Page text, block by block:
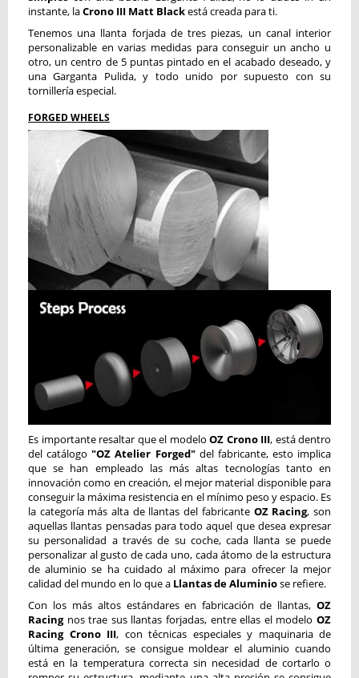
instante, laCrono III Matt Blackestá creada para ti.
Tenemos una llanta forjada de tres piezas, un canal interior
personalizable en varias medidas para conseguir un ancho u
otro, un centro de 5 puntas pintado en el acabado deseado, y
una Garganta Pulida, y todo unido por supuesto con su
tornillería especial.
FORGED WHEELS
Es importante resaltar que el modelo OZ Crono III, está dentro
del catálogo"OZ Atelier Forged"del fabricante, esto implica
que se han empleado las más altas tecnologías tanto en
innovación como en creación, el mejor material disponible para
conseguir la máxima resistencia en el mínimo peso y espacio. Es
la categoría más alta de llantas del fabricante OZ Racing, son
aquellas llantas pensadas para todo aquel que desea expresar
su personalidad a través de su coche, cada llanta se puede
personalizar al gusto de cada uno, cada átomo de la estructura
de aluminio se ha cuidado al máximo para ofrecer la mejor
calidad del mundo en lo que a Llantas de Aluminiose refiere.
Con los más altos estándares en fabricación de llantas, OZ
Racingnos trae sus llantas forjadas, entre ellas el modelo OZ
Racing Crono III, con técnicas especiales y maquinaria de
última generación, se consigue moldear el aluminio cuando
está en la temperatura correcta sin necesidad de cortarlo o